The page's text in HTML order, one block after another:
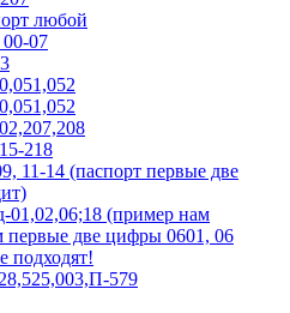
любой
07
218
11-14 (паспорт первые две
01,02,06;18 (пример нам
первые две цифры 0601, 06
подходят!
579